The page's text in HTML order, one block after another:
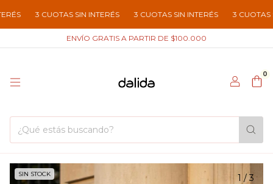
3 CUOTAS SIN INTERÉS 3 CUOTAS SIN INTERÉS 3 CUOTAS SIN
ENVÍO GRATIS A PARTIR DE $100.000
0
SIN STOCK 1 /3